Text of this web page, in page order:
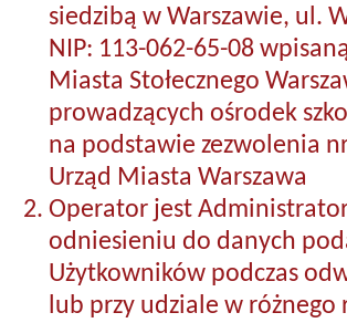
siedzibą w Warszawie, ul.
NIP: 113-062-65-08
Miasta Stołecznego
prowadzących ośrodek
na podstawie zezwolenia
Urząd Miasta Warszawa
Operator jest
odniesieniu do danych
Użytkowników podczas
lub przy udziale w różnego